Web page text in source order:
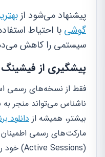
پیشنهاد می‌شود از
گوشی با احتیاط
سیستمی را کاهش
پیشگیری از فیشینگ
فقط از نسخه‌های رسمی
ناشناس می‌تواند منجر
بیشتر، همیشه از دانلود
مارکت‌های رسمی
(Active Sessions) خود را مرتباً چک کنید.